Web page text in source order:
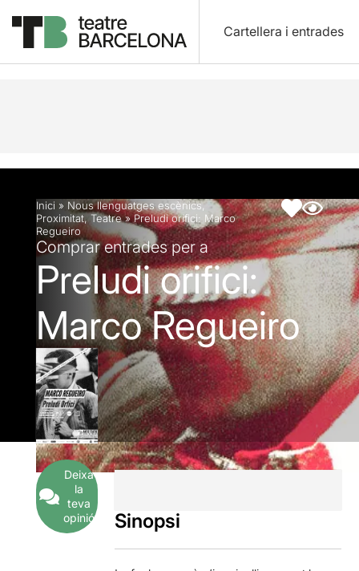
Cartellera i entrades
Descripció Fitxa artística
Inici » Nous llenguatges escènics,
Proximitat, Teatre»Preludi orifici: Marco
Regueiro
Comprar entrades per a
Preludi orifici:
Marco Regueiro
Deixa
la
teva
opinió
Sinopsi